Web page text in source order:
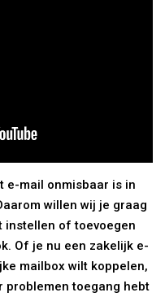
e-mail onmisbaar is in
willen wij je graag
instellen of toevoegen
Of je nu een zakelijk e-
mailbox wilt koppelen,
problemen toegang hebt